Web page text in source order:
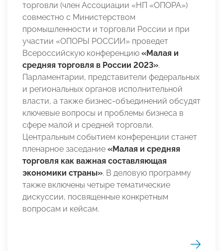
торговли (член Ассоциации «НП «ОПОРА»)
совместно с Министерством
промышленности и торговли России и при
участии «ОПОРЫ РОССИИ» проведет
Всероссийскую конференцию «Малая и
средняя торговля в России 2023».
Парламентарии, представители федеральных
и региональных органов исполнительной
власти, а также бизнес-объединений обсудят
ключевые вопросы и проблемы бизнеса в
сфере малой и средней торговли.
Центральным событием конференции станет
пленарное заседание «Малая и средняя
торговля как важная составляющая
экономики страны». В деловую программу
также включены четыре тематические
дискуссии, посвященные конкретным
вопросам и кейсам.